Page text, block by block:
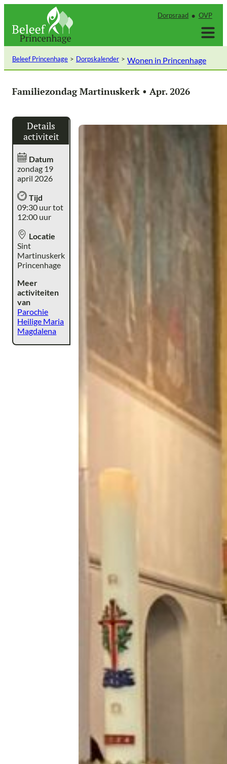
inhoud
Dorpsraad OVP
Beleef Princenhage Dorpskalender Wonen in Princenhage
Familiezondag Martinuskerk • Apr. 2026
Details
activiteit
Datum
zondag 19
april 2026
Tijd
09:30 uur tot
12:00 uur
Locatie
Sint
Martinuskerk
Princenhage
Meer
activiteiten
van
Parochie
Heilige Maria
Magdalena